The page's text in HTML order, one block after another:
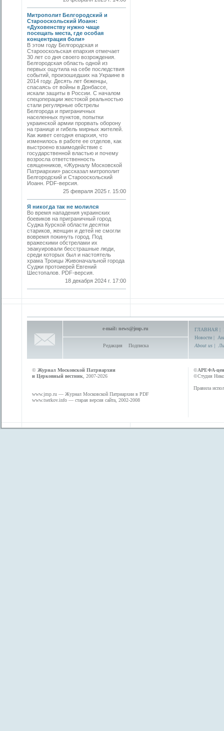
Митрополит Белгородский и
Старооскольский Иоанн:
«Духовенству нужно чаще
посещать места, где особая
концентрация боли»
В этом году Белгородская и
Старооскольская епархия отмечает
30 лет со дня своего возрождения.
Белгородская область одной из
первых ощутила на себе последствия
событий, произошедших на Украине в
2014 году. Десять лет беженцы,
спасаясь от войны в Донбассе,
искали защиты в России. С началом
спецоперации жестокой реальностью
стали регулярные обстрелы
Белгорода и приграничных
населенных пунктов, попытки
украинской армии прорвать оборону
на границе и гибель мирных жителей.
Как живет сегодня епархия, что
изменилось в работе ее отделов, как
выстроено взаимодействие с
государственной властью и почему
возросла ответственность
священников, «Журналу Московской
Патриархии» рассказал митрополит
Белгородский и Старооскольский
Иоанн. PDF-версия.
25 февраля 2025 г. 15:00
Я никогда так не молился
Во время нападения украинских
боевиков на приграничный город
Суджа Курской области десятки
стариков, женщин и детей не смогли
вовремя покинуть город. Под
вражескими обстрелами их
эвакуировали бесстрашные люди,
среди которых был и настоятель
храма ­Троицы Живоначальной города
Суджи протоиерей ­Евгений
Шестопалов. PDF-версия.
18 декабря 2024 г. 17:00
e-mail: news@jmp.ru
Редакция Подписка
ГЛАВНАЯ |
Новости |
About us |
© Журнал Московской Патриархии
и Церковный вестник , 2007-2026
www.jmp.ru — Журнал Московской Патриархии в PDF
www.tserkov.info — старая версия сайта, 2002-2008
©АРЕФА-
©Студия
Правила